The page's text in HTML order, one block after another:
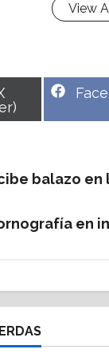
View
balazo
en